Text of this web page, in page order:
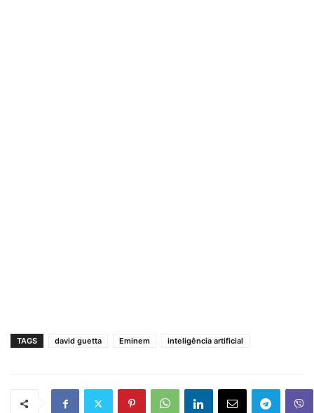
TAGS david guetta Eminem inteligência artificial